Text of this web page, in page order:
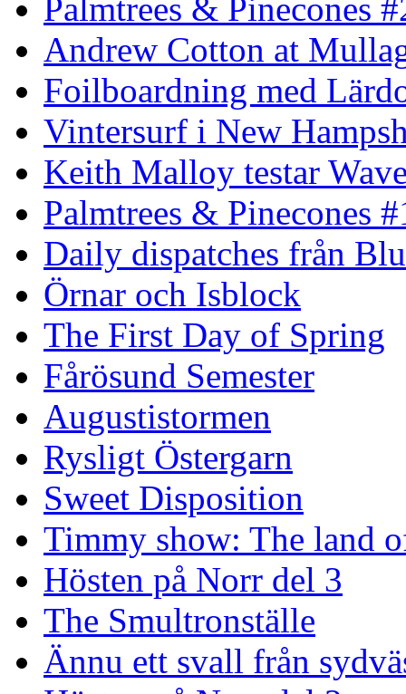
Palmtrees & Pinecones
Andrew Cotton at
Foilboardning med
Vintersurf i New
Keith Malloy testar
Palmtrees & Pinecones
Daily dispatches från
Örnar och Isblock
The First Day of Spring
Fårösund Semester
Augustistormen
Rysligt Östergarn
Sweet Disposition
Timmy show: The land
Hösten på Norr del 3
The Smultronställe
Ännu ett svall från